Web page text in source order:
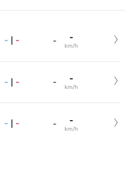
- | - - -
km/h
- | - - -
km/h
- | - - -
km/h